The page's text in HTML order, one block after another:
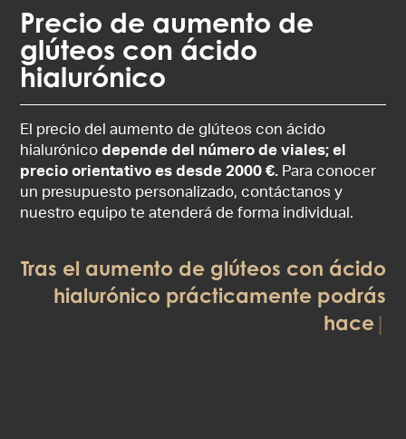
Precio de aumento de
glúteos con ácido
hialurónico
El precio del aumento de glúteos con ácido
hialurónicodepende del número de viales; el
precio orientativo es desde 2000 €. Para conocer
un presupuesto personalizado, contáctanos y
nuestro equipo te atenderá de forma individual.
Tras el aumento de glúteos con ácido
hialurónico prácticamente podrás
hacer vida normal.